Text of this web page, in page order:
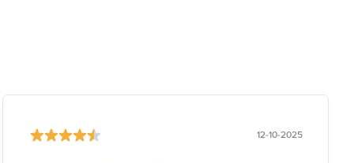
12-10-2025